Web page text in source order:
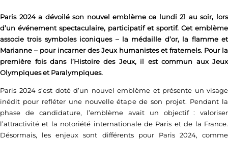
Paris 2024 a dévoilé son nouvel emblème ce lundi 21 au soir, lors
d’un événement spectaculaire, participatif et sportif. Cet emblème
associe trois symboles iconiques – la médaille d’or, la flamme et
Marianne – pour incarner des Jeux humanistes et fraternels. Pour la
première fois dans l’Histoire des Jeux, il est commun aux Jeux
Olympiques et Paralympiques.
Paris 2024 s’est doté d’un nouvel emblème et présente un visage
inédit pour refléter une nouvelle étape de son projet. Pendant la
phase de candidature, l’emblème avait un objectif : valoriser
l’attractivité et la notoriété internationale de Paris et de la France.
Désormais, les enjeux sont différents pour Paris 2024, comme